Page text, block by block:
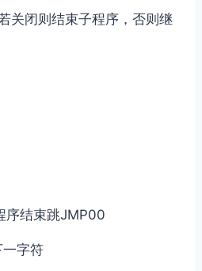
关闭则结束子程序，否则继
结束跳JMP00
字符